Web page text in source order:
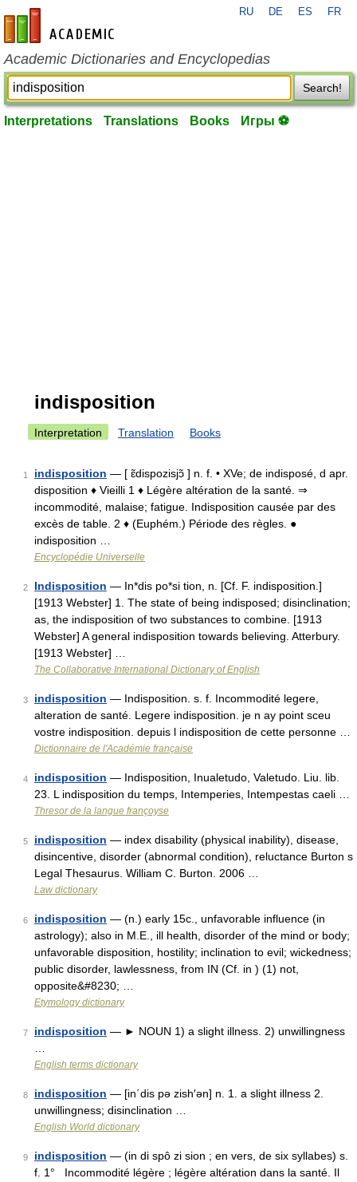
en-academic.com
RU DE ES FR
Academic Dictionaries and Encyclopedias
Search!
Interpretations Translations Books Игры ⚽
indisposition
Interpretation Translation Books
1 indisposition — [ ɛ̃dispozisjɔ̃ ] n. f. • XVe; de indisposé, d apr.
disposition ♦ Vieilli 1 ♦ Légère altération de la santé. ⇒
incommodité, malaise; fatigue. Indisposition causée par des
excès de table. 2 ♦ (Euphém.) Période des règles. ●
indisposition …
Encyclopédie Universelle
2 Indisposition — In*dis po*si tion, n. [Cf. F. indisposition.]
[1913 Webster] 1. The state of being indisposed; disinclination;
as, the indisposition of two substances to combine. [1913
Webster] A general indisposition towards believing. Atterbury.
[1913 Webster] …
The Collaborative International Dictionary of English
3 indisposition — Indisposition. s. f. Incommodité legere,
alteration de santé. Legere indisposition. je n ay point sceu
vostre indisposition. depuis l indisposition de cette personne …
Dictionnaire de l'Académie française
4 indisposition — Indisposition, Inualetudo, Valetudo. Liu. lib.
23. L indisposition du temps, Intemperies, Intempestas caeli …
Thresor de la langue françoyse
5 indisposition — index disability (physical inability), disease,
disincentive, disorder (abnormal condition), reluctance Burton s
Legal Thesaurus. William C. Burton. 2006 …
Law dictionary
6 indisposition — (n.) early 15c., unfavorable influence (in
astrology); also in M.E., ill health, disorder of the mind or body;
unfavorable disposition, hostility; inclination to evil; wickedness;
public disorder, lawlessness, from IN (Cf. in ) (1) not,
opposite&#8230; …
Etymology dictionary
7 indisposition — ► NOUN 1) a slight illness. 2) unwillingness
English terms dictionary
8 indisposition — [in΄dis pə zish′ən] n. 1. a slight illness 2.
unwillingness; disinclination …
English World dictionary
9 indisposition — (in di spô zi sion ; en vers, de six syllabes) s.
f. 1° Incommodité légère ; légère altération dans la santé. Il